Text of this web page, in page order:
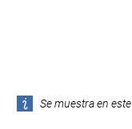
Se muestra en